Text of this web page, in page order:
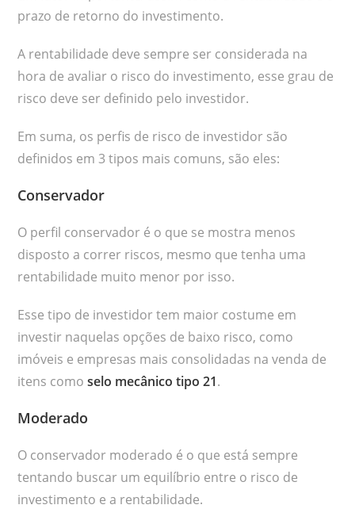
prazo de retorno do investimento.
A rentabilidade deve sempre ser considerada na
hora de avaliar o risco do investimento, esse grau de
risco deve ser definido pelo investidor.
Em suma, os perfis de risco de investidor são
definidos em 3 tipos mais comuns, são eles:
Conservador
O perfil conservador é o que se mostra menos
disposto a correr riscos, mesmo que tenha uma
rentabilidade muito menor por isso.
Esse tipo de investidor tem maior costume em
investir naquelas opções de baixo risco, como
imóveis e empresas mais consolidadas na venda de
itens comoselo mecânico tipo 21.
Moderado
O conservador moderado é o que está sempre
tentando buscar um equilíbrio entre o risco de
investimento e a rentabilidade.